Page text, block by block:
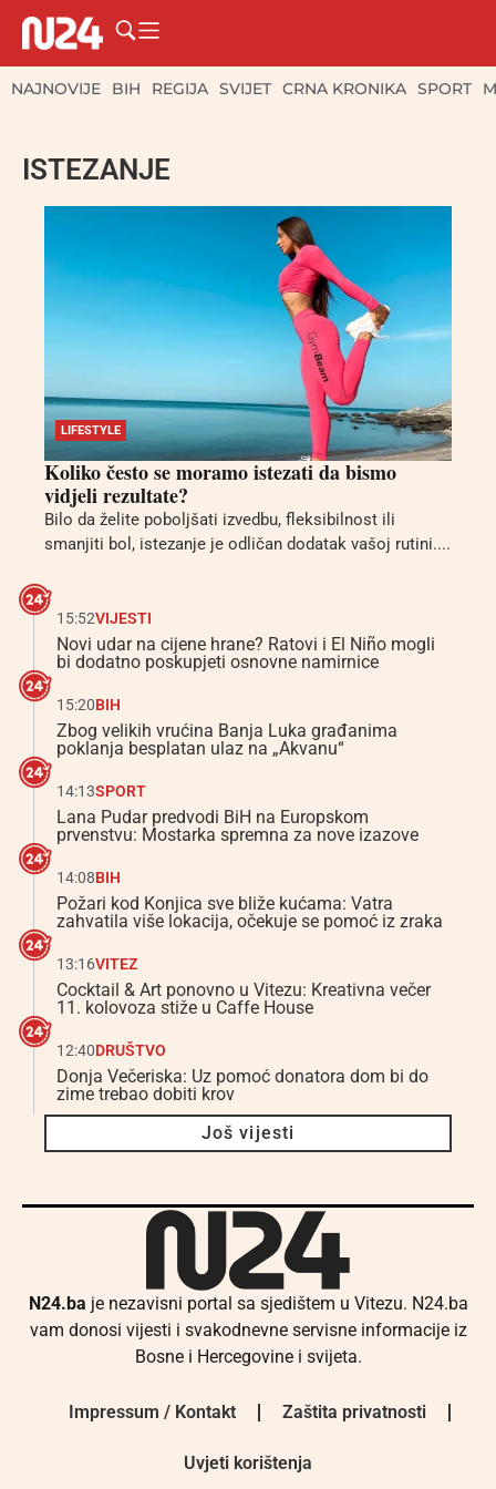
NAJNOVIJE BIH REGIJA SVIJET CRNA KRONIKA SPORT
ISTEZANJE
LIFESTYLE
Koliko često se moramo istezati da bismo
vidjeli rezultate?
Bilo da želite poboljšati izvedbu, fleksibilnost ili
smanjiti bol, istezanje je odličan dodatak vašoj rutini....
15:52VIJESTI
Novi udar na cijene hrane? Ratovi i El Niño mogli
bi dodatno poskupjeti osnovne namirnice
15:20BIH
Zbog velikih vrućina Banja Luka građanima
poklanja besplatan ulaz na „Akvanu“
14:13SPORT
Lana Pudar predvodi BiH na Europskom
prvenstvu: Mostarka spremna za nove izazove
14:08BIH
Požari kod Konjica sve bliže kućama: Vatra
zahvatila više lokacija, očekuje se pomoć iz zraka
13:16VITEZ
Cocktail & Art ponovno u Vitezu: Kreativna večer
11. kolovoza stiže u Caffe House
12:40DRUŠTVO
Donja Večeriska: Uz pomoć donatora dom bi do
zime trebao dobiti krov
Još vijesti
N24.ba je nezavisni portal sa sjedištem u Vitezu. N24.ba
vam donosi vijesti i svakodnevne servisne informacije iz
Bosne i Hercegovine i svijeta.
Impressum / Kontakt Zaštita privatnosti
Uvjeti korištenja